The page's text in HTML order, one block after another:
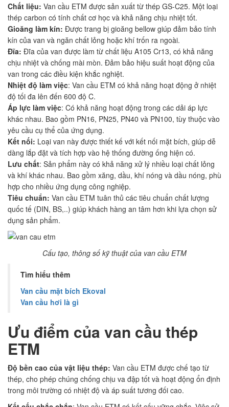
Chất liệu: Van cầu ETM được sản xuất từ thép GS-C25. Một loại
thép carbon có tính chất cơ học và khả năng chịu nhiệt tốt.
Gioăng làm kín: Được trang bị gioăng bellow giúp đảm bảo tính
kín của van và ngăn chất lỏng hoặc khí trốn ra ngoài.
Đĩa: Đĩa của van được làm từ chất liệu A105 Cr13, có khả năng
chịu nhiệt và chống mài mòn. Đảm bảo hiệu suất hoạt động của
van trong các điều kiện khắc nghiệt.
Nhiệt độ làm việc: Van cầu ETM có khả năng hoạt động ở nhiệt
độ tối đa lên đến 600 độ C.
Áp lực làm việc: Có khả năng hoạt động trong các dải áp lực
khác nhau. Bao gồm PN16, PN25, PN40 và PN100, tùy thuộc vào
yêu cầu cụ thể của ứng dụng.
Kết nối: Loại van này được thiết kế với kết nối mặt bích, giúp dễ
dàng lắp đặt và tích hợp vào hệ thống đường ống hiện có.
Lưu chất: Sản phẩm này có khả năng xử lý nhiều loại chất lỏng
và khí khác nhau. Bao gồm xăng, dầu, khí nóng và dầu nóng, phù
hợp cho nhiều ứng dụng công nghiệp.
Tiêu chuẩn: Van cầu ETM tuân thủ các tiêu chuẩn chất lượng
quốc tế (DIN, BS,..) giúp khách hàng an tâm hơn khi lựa chọn sử
dụng sản phẩm.
Cấu tạo, thông số kỹ thuật của van cầu ETM
Tìm hiểu thêm
Van cầu mặt bích Ekoval
Van cầu hơi là gì
Ưu điểm của van cầu thép
ETM
Độ bền cao của vật liệu thép: Van cầu ETM được chế tạo từ
thép, cho phép chúng chống chịu va đập tốt và hoạt động ổn định
trong môi trường có nhiệt độ và áp suất tương đối cao.